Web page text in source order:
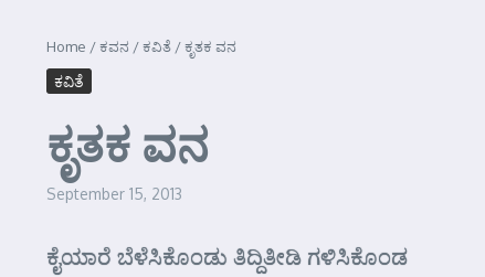
Home /ಕವನ /ಕವಿತೆ /ಕೃತಕ ವನ
ಕವಿತೆ
ಕೃತಕ ವನ
September 15, 2013
ಕೈಯಾರೆ ಬೆಳೆಸಿಕೊಂಡು ತಿದ್ದಿತೀಡಿ ಗಳಿಸಿಕೊಂಡ